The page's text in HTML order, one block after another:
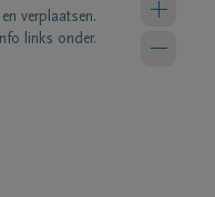
verplaatsen.
links onder.